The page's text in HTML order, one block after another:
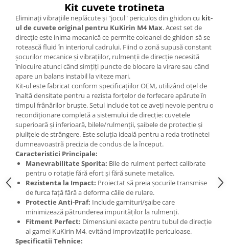
Kit cuvete trotineta
Eliminați vibrațiile neplăcute și "jocul" periculos din ghidon cu kit-
ul de cuvete original pentru KuKirin M4 Max. Acest set de
direcție este inima mecanică ce permite coloanei de ghidon să se
rotească fluid în interiorul cadrului. Fiind o zonă supusă constant
șocurilor mecanice și vibrațiilor, rulmenții de direcție necesită
înlocuire atunci când simțiți puncte de blocare la virare sau când
apare un balans instabil la viteze mari.
Kit-ul este fabricat conform specificațiilor OEM, utilizând oțel de
înaltă densitate pentru a rezista forțelor de forfecare apărute în
timpul frânărilor bruște. Setul include tot ce aveți nevoie pentru o
recondiționare completă a sistemului de direcție: cuvetele
superioară și inferioară, bilele/rulmenții, șaibele de protecție și
piulițele de strângere. Este soluția ideală pentru a reda trotinetei
dumneavoastră precizia de condus de la început.
Caracteristici Principale:
Manevrabilitate Sporita: Bile de rulment perfect calibrate
pentru o rotație fără efort și fără sunete metalice.
Rezistenta la Impact: Proiectat să preia șocurile transmise
de furca față fără a deforma căile de rulare.
Protectie Anti-Praf: Include garnituri/șaibe care
minimizează pătrunderea impurităților la rulmenți.
Fitment Perfect: Dimensiuni exacte pentru tubul de direcție
al gamei KuKirin M4, evitând improvizațiile periculoase.
Specificatii Tehnice: